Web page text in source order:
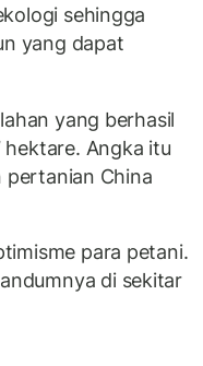
sehingga
yang dapat
yang berhasil
Angka itu
pertanian China
para petani.
di sekitar